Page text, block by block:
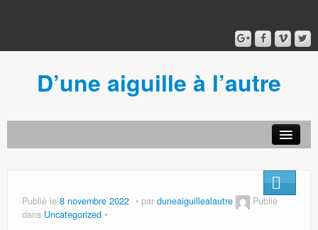
D’une aiguille à l’autre
Publié le 8 novembre 2022 par duneaiguillealautre
Publié
dans Uncategorized